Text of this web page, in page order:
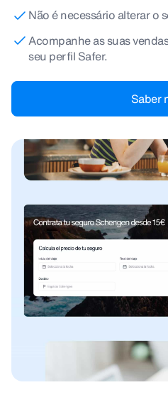
Não é necessário alterar o
Acompanhe as suas
seu perfil Safer.
Saber